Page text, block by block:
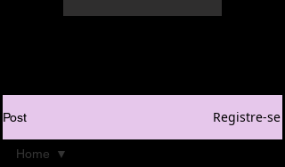
Post Registre-se
Home